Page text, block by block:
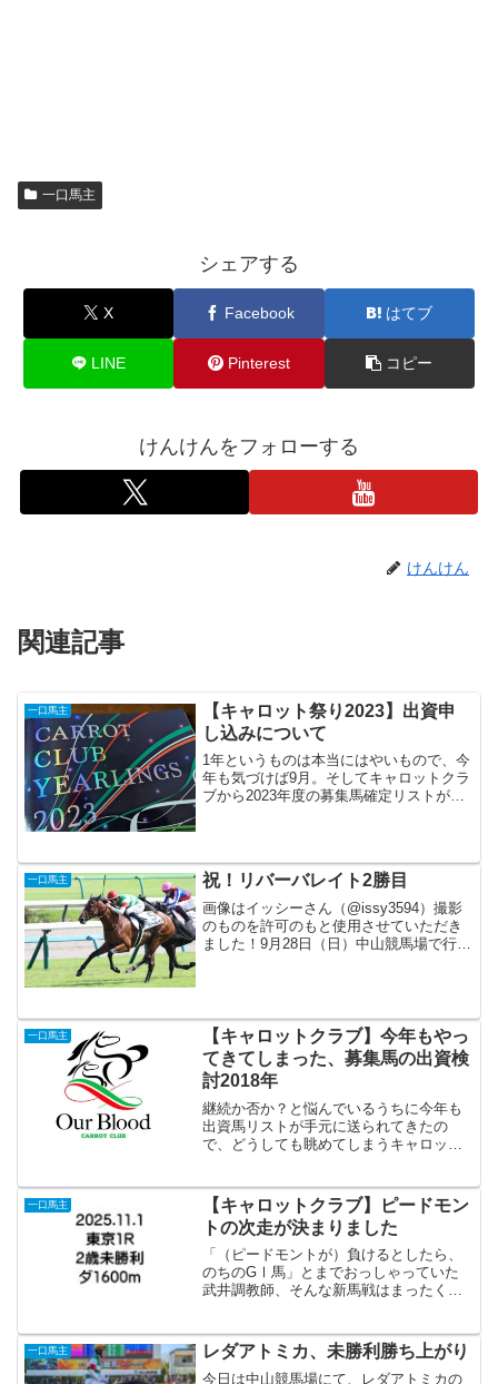
一口馬主
シェアする
X Facebook はてブ
LINE Pinterest コピー
けんけんをフォローする
けんけん
関連記事
一口馬主
【キャロット祭り2023】出資申
し込みについて
1年というものは本当にはやいもので、今
年も気づけば9月。そしてキャロットクラ
ブから2023年度の募集馬確定リストが届
タード（...
一口馬主 祝！リバーバレイト2勝目
画像はイッシーさん（@issy3594）撮影
のものを許可のもと使用させていただき
ました！9月28日（日）中山競馬場で行わ
一口馬主
【キャロットクラブ】今年もやっ
てきてしまった、募集馬の出資検
討2018年
継続か否か？と悩んでいるうちに今年も
出資馬リストが手元に送られてきたの
で、どうしても眺めてしまうキャロット
ーバレロ」をひとつの区切りとして、こ
れ以上の出資は控えるか...
一口馬主
【キャロットクラブ】ピードモン
トの次走が決まりました
「（ピードモントが）負けるとしたら、
のちのGⅠ馬」とまでおっしゃっていた
武井調教師、そんな新馬戦はまったく折
利1,600（ダート）に決まりました。中
間、アーバンシ...
一口馬主 レダアトミカ、未勝利勝ち上がり
今日は中山競馬場にて、レダアトミカの